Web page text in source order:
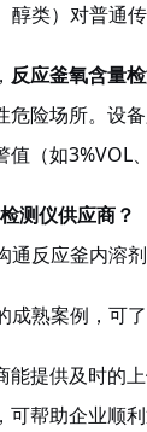
醇类）对普通
反应釜氧含量
险场所。设
（如3%VOL
测仪供应商？
通反应釜内溶
成熟案例 ， 可
提供及时的
可帮助企业顺